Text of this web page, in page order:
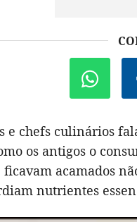
e chefs culinários
os antigos o
ficavam acamados
nutrientes